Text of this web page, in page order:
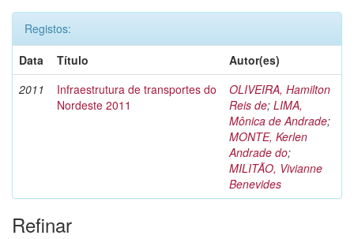
Registos:
Data
Título
Autor(es)
2011
Infraestrutura de transportes do
Nordeste 2011
OLIVEIRA, Hamilton
Reis de; LIMA,
Mônica de Andrade;
MONTE, Kerlen
Andrade do;
MILITÃO, Vivianne
Benevides
Refinar